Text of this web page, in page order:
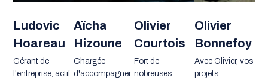
Ludovic
Hoareau
Gérant de
l'entreprise, actif
Aïcha
Hizoune
Chargée
d'accompagner
Olivier
Courtois
Fort de
nobreuses
Olivier
Bonnefoy
Avec Olivier, vos
projets